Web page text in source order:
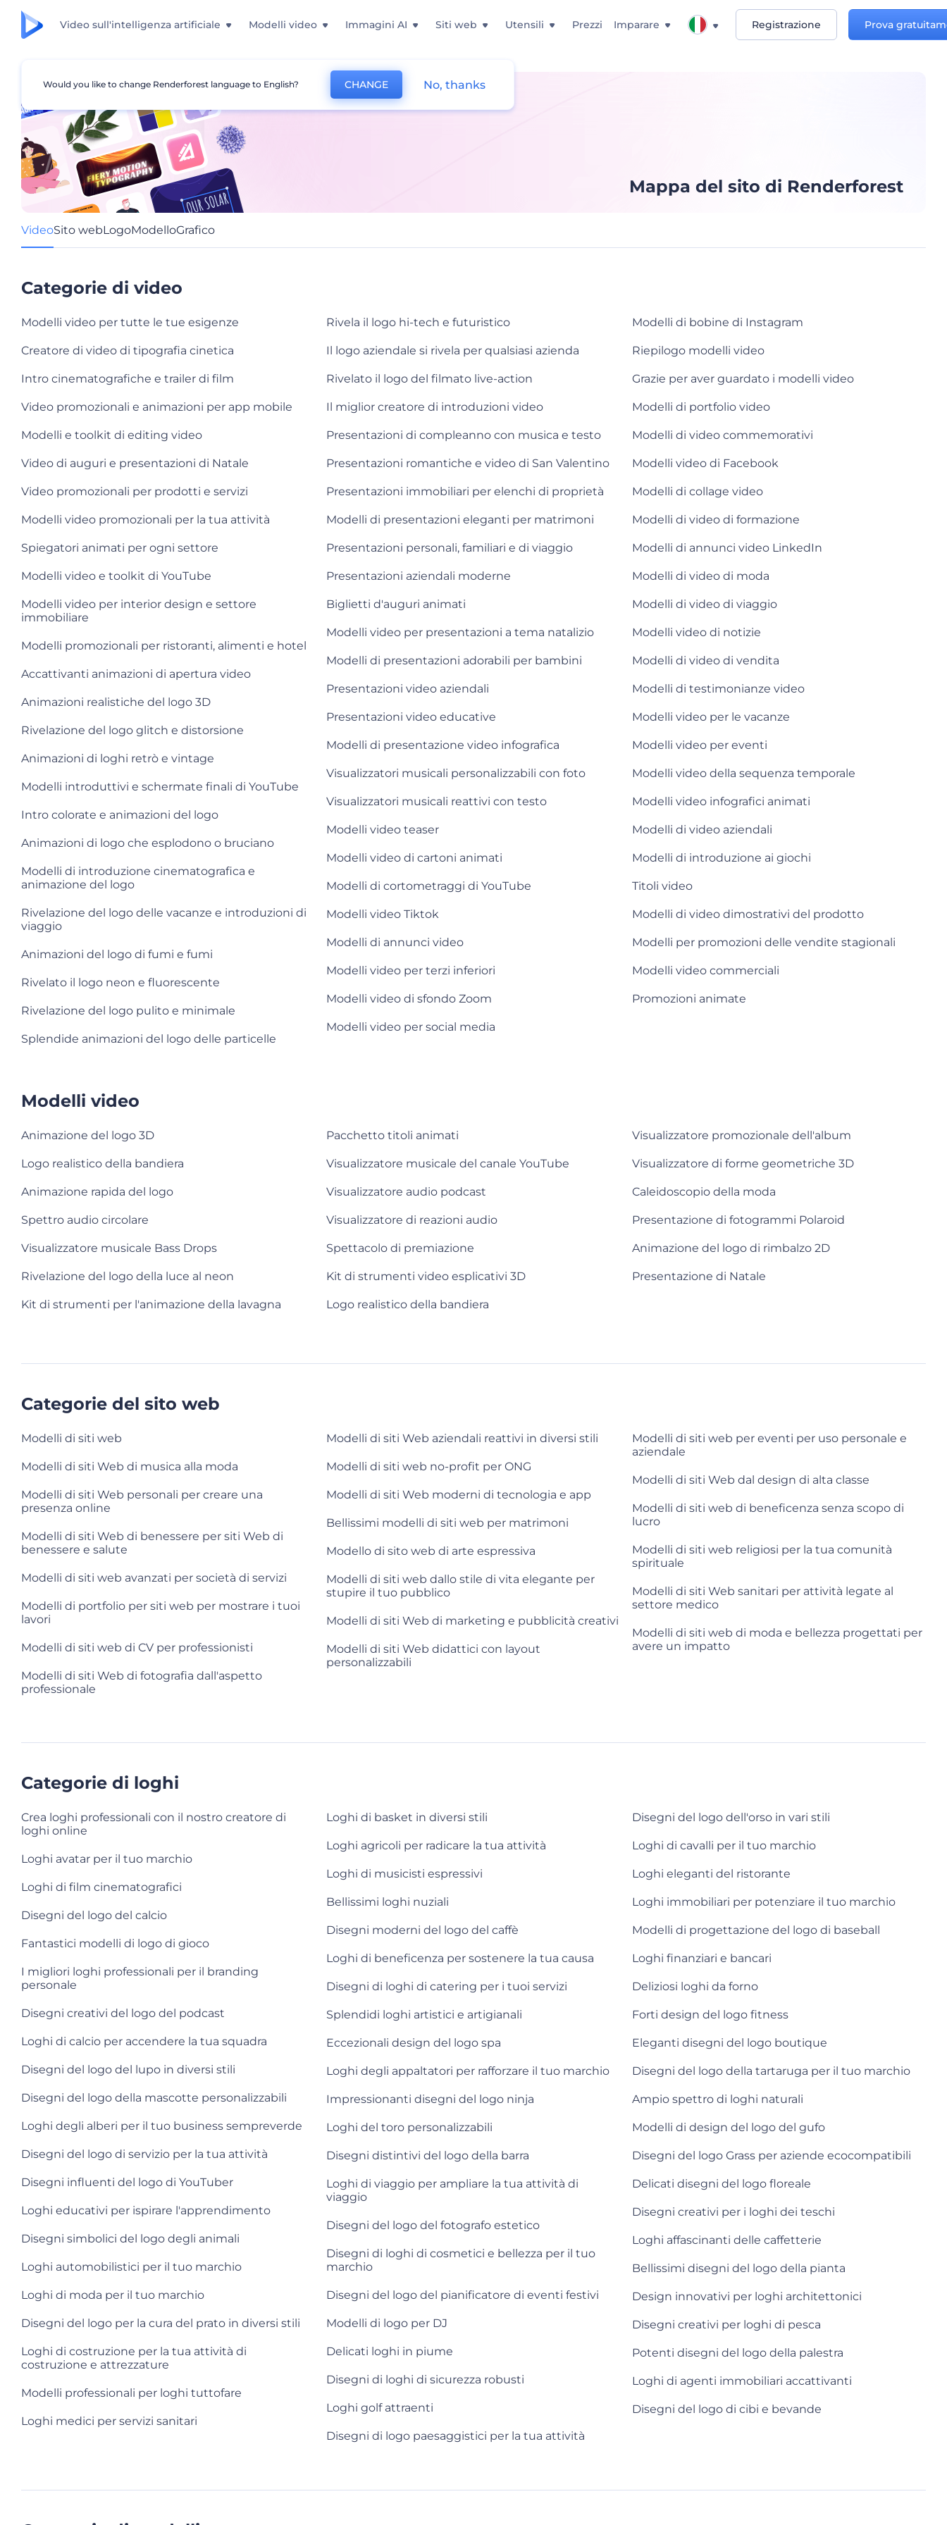
Video sull'intelligenza artificiale Modelli video Immagini AI Siti web Utensili Prezzi Imparare Registrazione Prova
Mappa del sito di Renderforest
VideoSito webLogoModelloGrafico
Categorie di video
Modelli video per tutte le tue esigenze
Creatore di video di tipografia cinetica
Intro cinematografiche e trailer di film
Video promozionali e animazioni per app mobile
Modelli e toolkit di editing video
Video di auguri e presentazioni di Natale
Video promozionali per prodotti e servizi
Modelli video promozionali per la tua attività
Spiegatori animati per ogni settore
Modelli video e toolkit di YouTube
Modelli video per interior design e settore
immobiliare
Modelli promozionali per ristoranti, alimenti e hotel
Accattivanti animazioni di apertura video
Animazioni realistiche del logo 3D
Rivelazione del logo glitch e distorsione
Animazioni di loghi retrò e vintage
Modelli introduttivi e schermate finali di YouTube
Intro colorate e animazioni del logo
Animazioni di logo che esplodono o bruciano
Modelli di introduzione cinematografica e
animazione del logo
Rivelazione del logo delle vacanze e introduzioni di
viaggio
Animazioni del logo di fumi e fumi
Rivelato il logo neon e fluorescente
Rivelazione del logo pulito e minimale
Splendide animazioni del logo delle particelle
Rivela il logo hi-tech e futuristico
Il logo aziendale si rivela per qualsiasi azienda
Rivelato il logo del filmato live-action
Il miglior creatore di introduzioni video
Presentazioni di compleanno con musica e testo
Presentazioni romantiche e video di San Valentino
Presentazioni immobiliari per elenchi di proprietà
Modelli di presentazioni eleganti per matrimoni
Presentazioni personali, familiari e di viaggio
Presentazioni aziendali moderne
Biglietti d'auguri animati
Modelli video per presentazioni a tema natalizio
Modelli di presentazioni adorabili per bambini
Presentazioni video aziendali
Presentazioni video educative
Modelli di presentazione video infografica
Visualizzatori musicali personalizzabili con foto
Visualizzatori musicali reattivi con testo
Modelli video teaser
Modelli video di cartoni animati
Modelli di cortometraggi di YouTube
Modelli video Tiktok
Modelli di annunci video
Modelli video per terzi inferiori
Modelli video di sfondo Zoom
Modelli video per social media
Modelli di bobine di Instagram
Riepilogo modelli video
Grazie per aver guardato i modelli video
Modelli di portfolio video
Modelli di video commemorativi
Modelli video di Facebook
Modelli di collage video
Modelli di video di formazione
Modelli di annunci video LinkedIn
Modelli di video di moda
Modelli di video di viaggio
Modelli video di notizie
Modelli di video di vendita
Modelli di testimonianze video
Modelli video per le vacanze
Modelli video per eventi
Modelli video della sequenza temporale
Modelli video infografici animati
Modelli di video aziendali
Modelli di introduzione ai giochi
Titoli video
Modelli di video dimostrativi del prodotto
Modelli per promozioni delle vendite stagionali
Modelli video commerciali
Promozioni animate
Modelli video
Animazione del logo 3D
Logo realistico della bandiera
Animazione rapida del logo
Spettro audio circolare
Visualizzatore musicale Bass Drops
Rivelazione del logo della luce al neon
Kit di strumenti per l'animazione della lavagna
Pacchetto titoli animati
Visualizzatore musicale del canale YouTube
Visualizzatore audio podcast
Visualizzatore di reazioni audio
Spettacolo di premiazione
Kit di strumenti video esplicativi 3D
Logo realistico della bandiera
Visualizzatore promozionale dell'album
Visualizzatore di forme geometriche 3D
Caleidoscopio della moda
Presentazione di fotogrammi Polaroid
Animazione del logo di rimbalzo 2D
Presentazione di Natale
Categorie del sito web
Modelli di siti web
Modelli di siti Web di musica alla moda
Modelli di siti Web personali per creare una
presenza online
Modelli di siti Web di benessere per siti Web di
benessere e salute
Modelli di siti web avanzati per società di servizi
Modelli di portfolio per siti web per mostrare i tuoi
lavori
Modelli di siti web di CV per professionisti
Modelli di siti Web di fotografia dall'aspetto
professionale
Modelli di siti Web aziendali reattivi in diversi stili
Modelli di siti web no-profit per ONG
Modelli di siti Web moderni di tecnologia e app
Bellissimi modelli di siti web per matrimoni
Modello di sito web di arte espressiva
Modelli di siti web dallo stile di vita elegante per
stupire il tuo pubblico
Modelli di siti Web di marketing e pubblicità creativi
Modelli di siti Web didattici con layout
personalizzabili
Modelli di siti web per eventi per uso personale e
aziendale
Modelli di siti Web dal design di alta classe
Modelli di siti web di beneficenza senza scopo di
lucro
Modelli di siti web religiosi per la tua comunità
spirituale
Modelli di siti Web sanitari per attività legate al
settore medico
Modelli di siti web di moda e bellezza progettati per
avere un impatto
Categorie di loghi
Crea loghi professionali con il nostro creatore di
loghi online
Loghi avatar per il tuo marchio
Loghi di film cinematografici
Disegni del logo del calcio
Fantastici modelli di logo di gioco
I migliori loghi professionali per il branding
personale
Disegni creativi del logo del podcast
Loghi di calcio per accendere la tua squadra
Disegni del logo del lupo in diversi stili
Disegni del logo della mascotte personalizzabili
Loghi degli alberi per il tuo business sempreverde
Disegni del logo di servizio per la tua attività
Disegni influenti del logo di YouTuber
Loghi educativi per ispirare l'apprendimento
Disegni simbolici del logo degli animali
Loghi automobilistici per il tuo marchio
Loghi di moda per il tuo marchio
Disegni del logo per la cura del prato in diversi stili
Loghi di costruzione per la tua attività di
costruzione e attrezzature
Modelli professionali per loghi tuttofare
Loghi medici per servizi sanitari
Loghi di basket in diversi stili
Loghi agricoli per radicare la tua attività
Loghi di musicisti espressivi
Bellissimi loghi nuziali
Disegni moderni del logo del caffè
Loghi di beneficenza per sostenere la tua causa
Disegni di loghi di catering per i tuoi servizi
Splendidi loghi artistici e artigianali
Eccezionali design del logo spa
Loghi degli appaltatori per rafforzare il tuo marchio
Impressionanti disegni del logo ninja
Loghi del toro personalizzabili
Disegni distintivi del logo della barra
Loghi di viaggio per ampliare la tua attività di
viaggio
Disegni del logo del fotografo estetico
Disegni di loghi di cosmetici e bellezza per il tuo
marchio
Disegni del logo del pianificatore di eventi festivi
Modelli di logo per DJ
Delicati loghi in piume
Disegni di loghi di sicurezza robusti
Loghi golf attraenti
Disegni di logo paesaggistici per la tua attività
Disegni del logo dell'orso in vari stili
Loghi di cavalli per il tuo marchio
Loghi eleganti del ristorante
Loghi immobiliari per potenziare il tuo marchio
Modelli di progettazione del logo di baseball
Loghi finanziari e bancari
Deliziosi loghi da forno
Forti design del logo fitness
Eleganti disegni del logo boutique
Disegni del logo della tartaruga per il tuo marchio
Ampio spettro di loghi naturali
Modelli di design del logo del gufo
Disegni del logo Grass per aziende ecocompatibili
Delicati disegni del logo floreale
Disegni creativi per i loghi dei teschi
Loghi affascinanti delle caffetterie
Bellissimi disegni del logo della pianta
Design innovativi per loghi architettonici
Disegni creativi per loghi di pesca
Potenti disegni del logo della palestra
Loghi di agenti immobiliari accattivanti
Disegni del logo di cibi e bevande
Would you like to change Renderforest language to English? CHANGE No, thanks